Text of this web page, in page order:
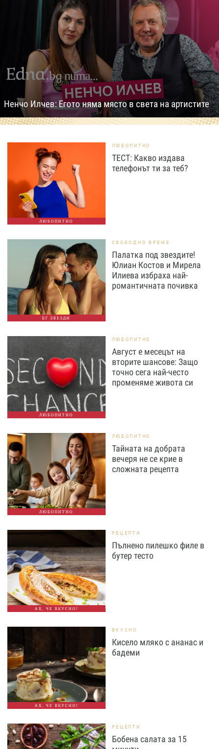
Ненчо Илчев: Егото няма място в света на артистите
ЛЮБОПИТНО
ЛЮБОПИТНО
ТЕСТ: Какво издава
телефонът ти за теб?
БГ ЗВЕЗДИ
СВОБОДНО ВРЕМЕ
Палатка под звездите!
Юлиан Костов и Мирела
Илиева избраха най-
романтичната почивка
ЛЮБОПИТНО
ЛЮБОПИТНО
Август е месецът на
вторите шансове: Защо
точно сега най-често
променяме живота си
ЛЮБОПИТНО
ЛЮБОПИТНО
Тайната на добрата
вечеря не се крие в
сложната рецепта
АХ, ЧЕ ВКУСНО!
РЕЦЕПТИ
Пълнено пилешко филе в
бутер тесто
АХ, ЧЕ ВКУСНО!
ВКУСНО
Кисело мляко с ананас и
бадеми
РЕЦЕПТИ
Бобена салата за 15